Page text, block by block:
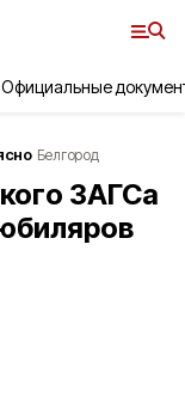
Официальные
Белгород
ЗАГСа